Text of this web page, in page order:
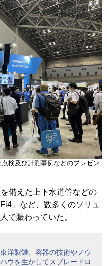
検及び計測事例などのプレゼン
備えた上下水道管などの
」など、数多くのソリュ
で賑わっていた。
東洋製罐、容器の技術やノウ
ハウを生かしてスプレードロ